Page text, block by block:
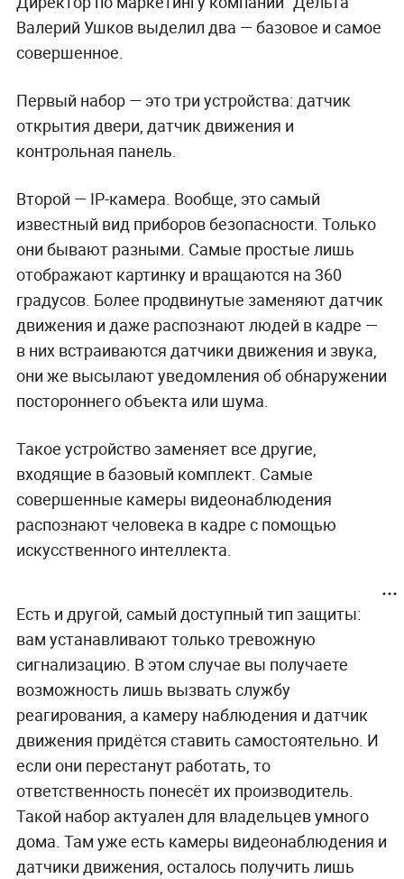
Валерий Ушков выделил два — базовое и самое
совершенное.
Первый набор — это три устройства: датчик
открытия двери, датчик движения и
контрольная панель.
Второй — IP-камера. Вообще, это самый
известный вид приборов безопасности. Только
они бывают разными. Самые простые лишь
отображают картинку и вращаются на 360
градусов. Более продвинутые заменяют датчик
движения и даже распознают людей в кадре —
в них встраиваются датчики движения и звука,
они же высылают уведомления об обнаружении
постороннего объекта или шума.
Такое устройство заменяет все другие,
входящие в базовый комплект. Самые
совершенные камеры видеонаблюдения
распознают человека в кадре с помощью
искусственного интеллекта.
Есть и другой, самый доступный тип защиты:
вам устанавливают только тревожную
сигнализацию. В этом случае вы получаете
возможность лишь вызвать службу
реагирования, а камеру наблюдения и датчик
движения придётся ставить самостоятельно. И
если они перестанут работать, то
ответственность понесёт их производитель.
Такой набор актуален для владельцев умного
дома. Там уже есть камеры видеонаблюдения и
датчики движения, осталось получить лишь